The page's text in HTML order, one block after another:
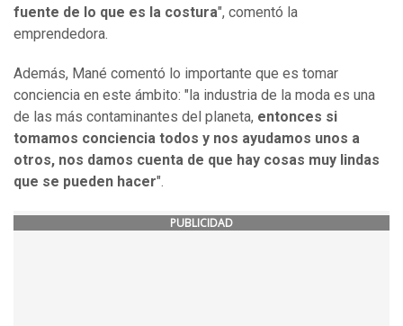
fuente de lo que es la costura", comentó la
emprendedora.
Además, Mané comentó lo importante que es tomar
conciencia en este ámbito: "la industria de la moda es una
de las más contaminantes del planeta, entonces si
tomamos conciencia todos y nos ayudamos unos a
otros, nos damos cuenta de que hay cosas muy lindas
que se pueden hacer".
PUBLICIDAD